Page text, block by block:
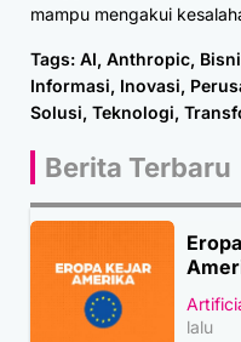
mampu mengakui
Tags: AI, Anthropic,
Informasi, Inovasi,
Solusi, Teknologi,
Berita Terbaru
lalu